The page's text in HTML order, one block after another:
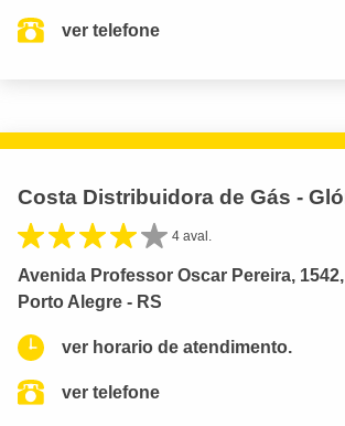
ver telefone
Costa Distribuidora de Gás -
4 aval.
Avenida Professor Oscar Pereira,
Porto Alegre - RS
ver horario de atendimento.
ver telefone